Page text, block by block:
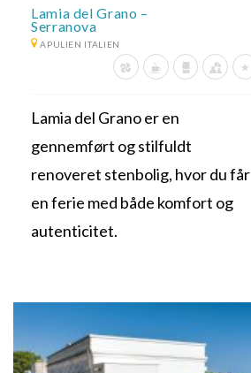
Lamia del Grano –
Serranova
APULIEN ITALIEN
Lamia del Grano er en
gennemført og stilfuldt
renoveret stenbolig, hvor du får
en ferie med både komfort og
autenticitet.